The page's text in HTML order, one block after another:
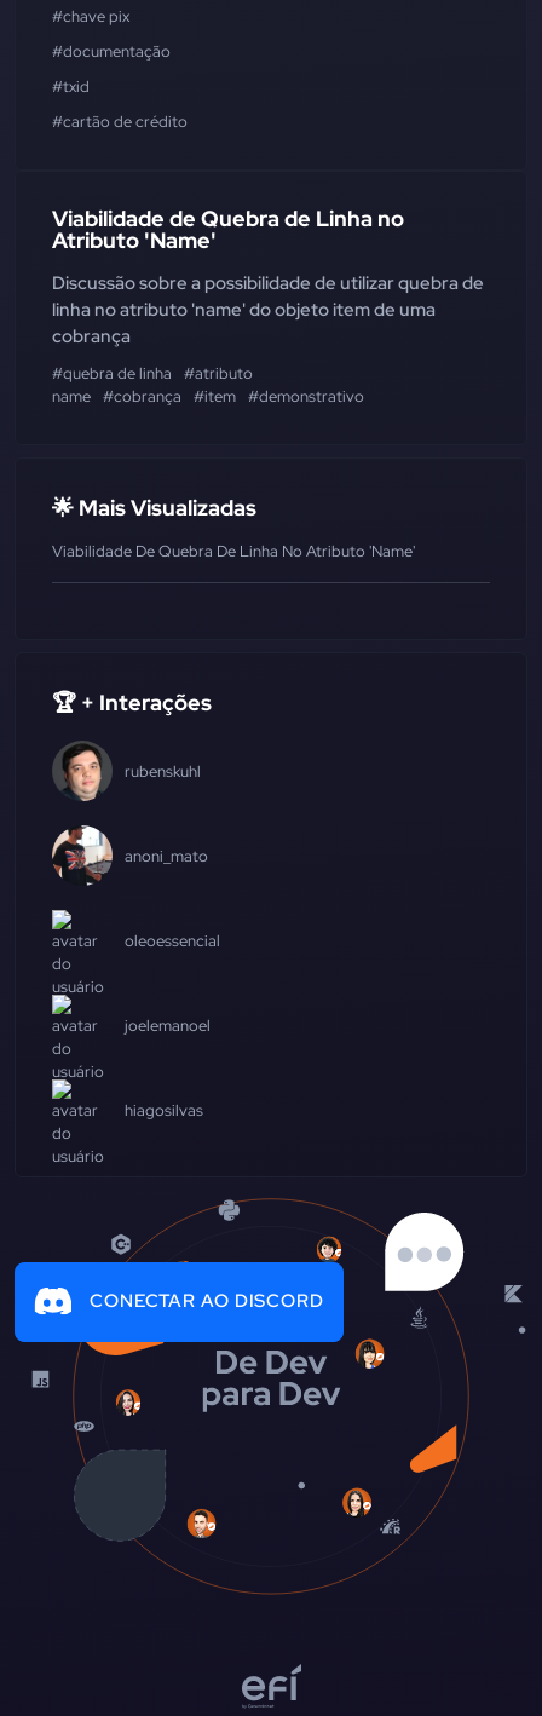
#chave pix
#documentação
#txid
#cartão de crédito
Viabilidade de Quebra de Linha no
Atributo 'Name'
Discussão sobre a possibilidade de utilizar quebra de
linha no atributo 'name' do objeto item de uma
cobrança
#quebra de linha
#atributo
name #cobrança #item #demonstrativo
🌟 Mais Visualizadas
Viabilidade De Quebra De Linha No Atributo 'Name'
🏆 + Interações
rubenskuhl
anoni_mato
oleoessencial
joelemanoel
hiagosilvas
CONECTAR AO DISCORD